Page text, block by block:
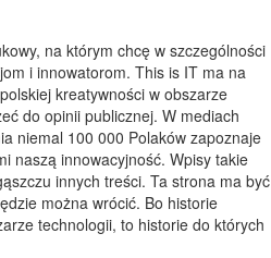
na którym chcę w szczególności
i innowatorom. This is IT ma na
kreatywności w obszarze
do opinii publicznej. W mediach
niemal 100 000 Polaków zapoznaje
naszą innowacyjność. Wpisy takie
innych treści. Ta strona ma być
można wrócić. Bo historie
technologii, to historie do których